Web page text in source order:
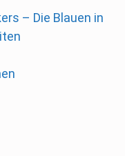
– Die Blauen in